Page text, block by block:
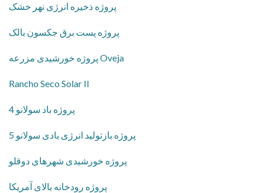
پروژه ذخیره انرژی نهر خشک
پروژه پست برق جکسون بالک
پروژه خورشیدی مزرعه Oveja
Rancho Seco Solar II
پروژه باد سولانو 4
پروژه بازتولید انرژی بادی سولانو 5
پروژه خورشیدی شهرهای دوقلو
پروژه رودخانه بالای آمریکا